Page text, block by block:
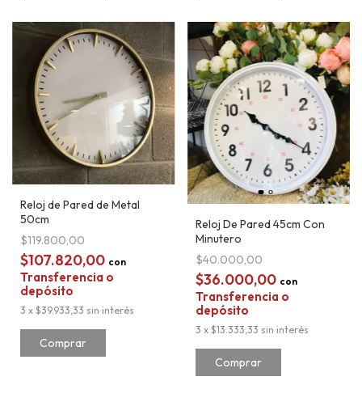
Reloj de Pared de Metal
50cm
$119.800,00
$107.820,00 con
Transferencia o
depósito
3 x $39.933,33 sin interés
Reloj De Pared 45cm Con
Minutero
$40.000,00
$36.000,00 con
Transferencia o
depósito
3 x $13.333,33 sin interés